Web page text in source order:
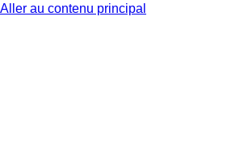
Aller au contenu principal